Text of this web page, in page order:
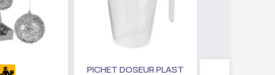
PICHET DOSEUR PLAST